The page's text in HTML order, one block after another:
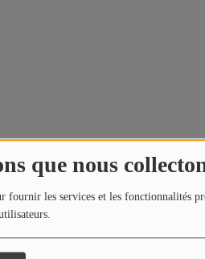
que nous
fournir les services et les fonctionnalités